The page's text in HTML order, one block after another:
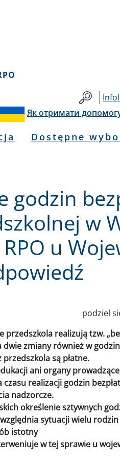
Як отримати
Dostępne
godzin
w
u
podziel
przedszkola realizują tzw.
zmiany również w
są płatne.
ani organy
realizacji godzin
nadzorcze.
określenie sztywnych
sytuacji wielu
istotny
w tej sprawie u